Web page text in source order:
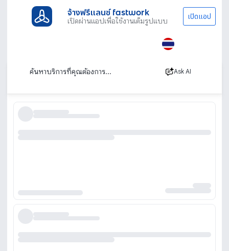
จ้างฟรีแลนซ์ fastwork
เปิดผ่านแอปเพื่อใช้งานเต็มรูปแบบ เปิดแอป
Ask AI
รับจัดบูธ ตกแต่งบูธ บูธแสดงสินค้า จัดบูธเก๋ๆ
เรียงตาม